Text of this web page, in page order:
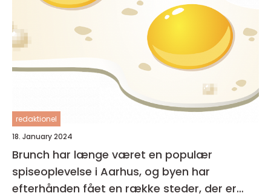
redaktionel
18. January 2024
Brunch har længe været en populær
spiseoplevelse i Aarhus, og byen har
efterhånden fået en række steder, der er